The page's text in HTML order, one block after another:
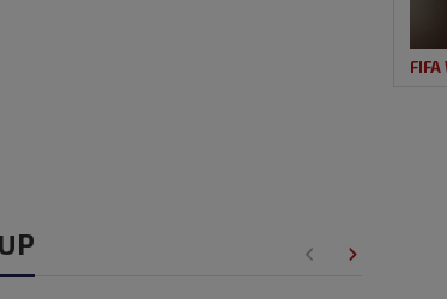
FIFA